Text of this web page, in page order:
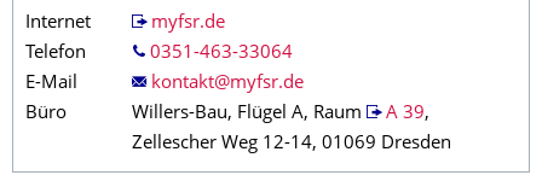
Internet
Telefon
E-Mail
Büro
myfsr.de
0351-463-33064
Willers-Bau, Flügel A, Raum A 39,
Zellescher Weg 12-14, 01069 Dresden